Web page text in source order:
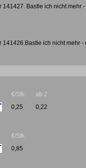
141427. Bastle ich nicht mehr
141426.Bastle ich nicht mehr
€/Stk.
0,25
ab 2
0,22
€/Stk.
0,85